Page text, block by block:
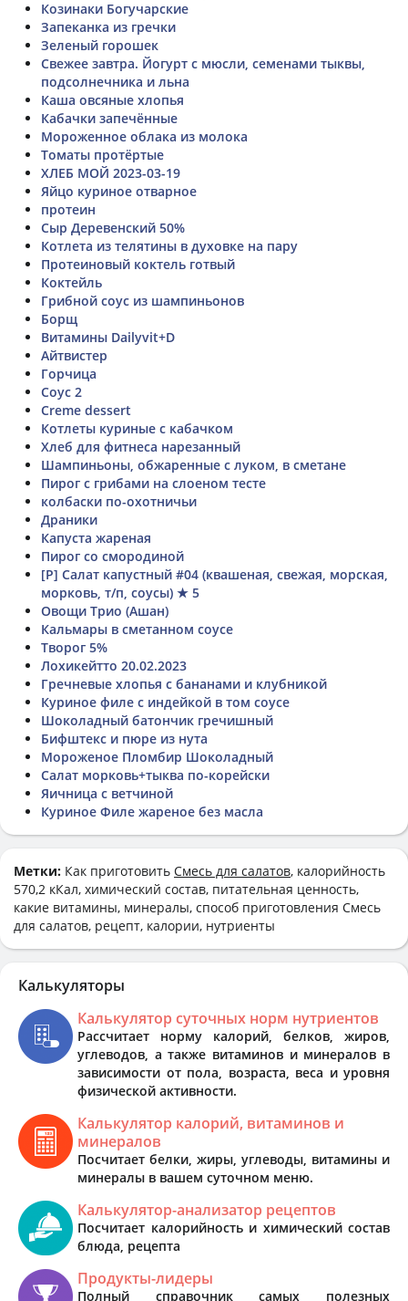
Козинаки Богучарские
Запеканка из гречки
Зеленый горошек
Свежее завтра. Йогурт с мюсли, семенами тыквы,
подсолнечника и льна
Каша овсяные хлопья
Кабачки запечённые
Мороженное облака из молока
Томаты протëртые
ХЛЕБ МОЙ 2023-03-19
Яйцо куриное отварное
протеин
Сыр Деревенский 50%
Котлета из телятины в духовке на пару
Протеиновый коктель готвый
Коктейль
Грибной соус из шампиньонов
Борщ
Витамины Dailyvit+D
Айтвистер
Горчица
Соус 2
Creme dessert
Котлеты куриные с кабачком
Хлеб для фитнеса нарезанный
Шампиньоны, обжаренные с луком, в сметане
Пирог с грибами на слоеном тесте
колбаски по-охотничьи
Драники
Капуста жареная
Пирог со смородиной
[Р] Салат капустный #04 (квашеная, свежая, морская,
морковь, т/п, соусы) ★ 5
Овощи Трио (Ашан)
Кальмары в сметанном соусе
Творог 5%
Лохикейтто 20.02.2023
Гречневые хлопья с бананами и клубникой
Куриное филе с индейкой в том соусе
Шоколадный батончик гречишный
Бифштекс и пюре из нута
Мороженое Пломбир Шоколадный
Салат морковь+тыква по-корейски
Яичница с ветчиной
Куриное Филе жареное без масла
Метки: Как приготовить Смесь для салатов, калорийность
570,2 кКал, химический состав, питательная ценность,
какие витамины, минералы, способ приготовления Смесь
для салатов, рецепт, калории, нутриенты
Калькуляторы
Калькулятор суточных норм нутриентов
Рассчитает норму калорий, белков, жиров,
углеводов, а также витаминов и минералов в
зависимости от пола, возраста, веса и уровня
физической активности.
Калькулятор калорий, витаминов и
минералов
Посчитает белки, жиры, углеводы, витамины и
минералы в вашем суточном меню.
Калькулятор-анализатор рецептов
Посчитает калорийность и химический состав
блюда, рецепта
Продукты-лидеры
Полный справочник самых полезных